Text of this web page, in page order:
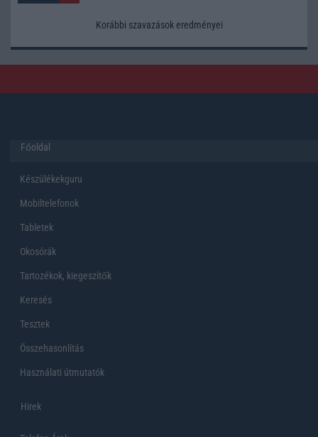
Korábbi szavazások eredményei
Főoldal
Készülékekguru
Mobiltelefonok
Tabletek
Okosórák
Tartozékok, kiegeszítők
Keresés
Tesztek
Összehasonlítás
Használati útmutatók
Hirek